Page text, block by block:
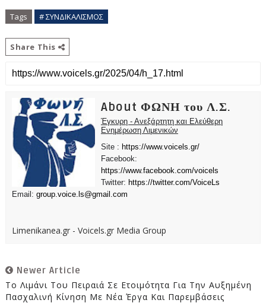
Tags # ΣΥΝΔΙΚΑΛΙΣΜΟΣ
Share This
About ΦΩΝΗ του Λ.Σ.
Έγκυρη - Ανεξάρτητη και Ελεύθερη
Ενημέρωση Λιμενικών
Site : https://www.voicels.gr/
Facebook:
https://www.facebook.com/voicels
Twitter: https://twitter.com/VoiceLs
Email: group.voice.ls@gmail.com
Limenikanea.gr - Voicels.gr Media Group
Newer Article
Το Λιμάνι Του Πειραιά Σε Ετοιμότητα Για Την Αυξημένη
Πασχαλινή Κίνηση Με Νέα Έργα Και Παρεμβάσεις